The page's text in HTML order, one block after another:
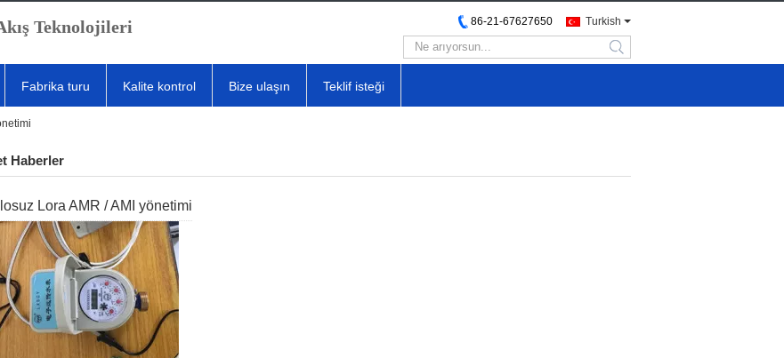
Teknolojileri Turkish
86-21-67627650
search
Fabrika turu Kalite kontrol Bize ulaşın Teklif isteği
Haberler
Lora AMR / AMI yönetimi